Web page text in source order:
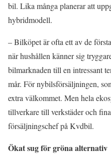
bil. Lika många planerar att
hybridmodell.
– Bilköpet är ofta ett av de
när hushållen känner sig
bilmarknaden till en intressant
mår. För nybilsförsäljningen,
extra välkommet. Men hela
tillverkare till verkstäder och
försäljningschef på Kvdbil.
Ökat sug för gröna alternativ